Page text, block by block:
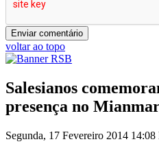
voltar ao topo
Salesianos
presença no
Segunda, 17 Fevereiro 2014 14:08